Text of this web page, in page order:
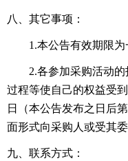
八、其它事项：
1.本公告有效期限为
2.各参加采购活动
过程等使自己的权益受
日（本公告发布之日后
面形式向采购人或受其
九、联系方式：